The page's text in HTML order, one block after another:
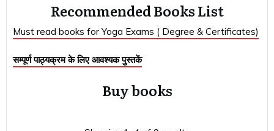
Recommended Books List
Must read books for Yoga Exams ( Degree & Certificates)
सम्पूर्ण पाठ्यक्रम के लिए आवश्यक पुस्तकें
Buy books